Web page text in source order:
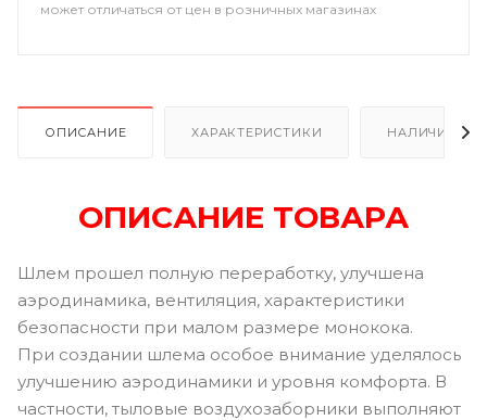
может отличаться от цен в розничных магазинах
ОПИСАНИЕ ХАРАКТЕРИСТИКИ НАЛИЧИЕ В
ОПИСАНИЕ ТОВАРА
Шлем прошел полную переработку, улучшена
аэродинамика, вентиляция, характеристики
безопасности при малом размере монокока.
При создании шлема особое внимание уделялось
улучшению аэродинамики и уровня комфорта. В
частности, тыловые воздухозаборники выполняют